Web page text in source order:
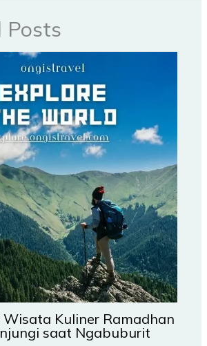
Posts
Kuliner Ramadhan
saat Ngabuburit